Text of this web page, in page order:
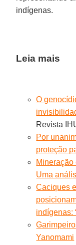
indígenas.
Leia mais
O
Revista
Por
proteção
Mineração
Uma
Caciques
indígenas:
Yanomami